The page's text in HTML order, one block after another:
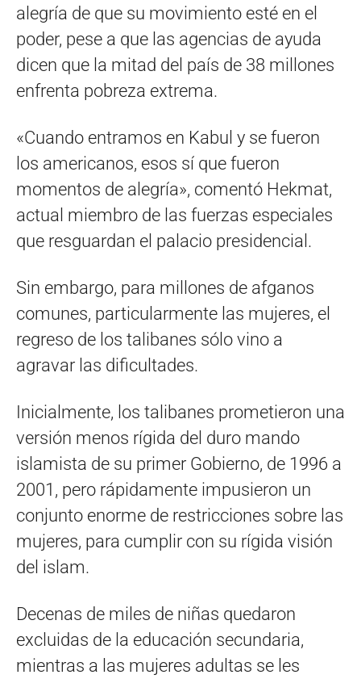
alegría de que su movimiento esté en el
poder, pese a que las agencias de ayuda
dicen que la mitad del país de 38 millones
enfrenta pobreza extrema.
«Cuando entramos en Kabul y se fueron
los americanos, esos sí que fueron
momentos de alegría», comentó Hekmat,
actual miembro de las fuerzas especiales
que resguardan el palacio presidencial.
Sin embargo, para millones de afganos
comunes, particularmente las mujeres, el
regreso de los talibanes sólo vino a
agravar las dificultades.
Inicialmente, los talibanes prometieron una
versión menos rígida del duro mando
islamista de su primer Gobierno, de 1996 a
2001, pero rápidamente impusieron un
conjunto enorme de restricciones sobre las
mujeres, para cumplir con su rígida visión
del islam.
Decenas de miles de niñas quedaron
excluidas de la educación secundaria,
mientras a las mujeres adultas se les